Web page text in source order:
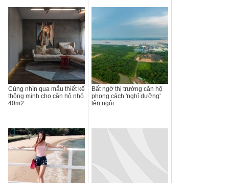
Cùng nhìn qua mẫu thiết kế
thông minh cho căn hộ nhỏ
40m2
Bất ngờ thị trường căn hộ
phong cách 'nghỉ dưỡng'
lên ngôi